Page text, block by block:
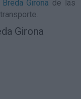
Girona de las
Girona